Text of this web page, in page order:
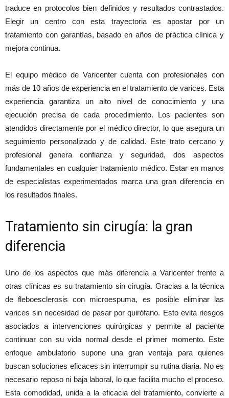
traduce en protocolos bien definidos y resultados contrastados.
Elegir un centro con esta trayectoria es apostar por un
tratamiento con garantías, basado en años de práctica clínica y
mejora continua.
El equipo médico de Varicenter cuenta con profesionales con
más de 10 años de experiencia en el tratamiento de varices. Esta
experiencia garantiza un alto nivel de conocimiento y una
ejecución precisa de cada procedimiento. Los pacientes son
atendidos directamente por el médico director, lo que asegura un
seguimiento personalizado y de calidad. Este trato cercano y
profesional genera confianza y seguridad, dos aspectos
fundamentales en cualquier tratamiento médico. Estar en manos
de especialistas experimentados marca una gran diferencia en
los resultados finales.
Tratamiento sin cirugía: la gran
diferencia
Uno de los aspectos que más diferencia a Varicenter frente a
otras clínicas es su tratamiento sin cirugía. Gracias a la técnica
de fleboesclerosis con microespuma, es posible eliminar las
varices sin necesidad de pasar por quirófano. Esto evita riesgos
asociados a intervenciones quirúrgicas y permite al paciente
continuar con su vida normal desde el primer momento. Este
enfoque ambulatorio supone una gran ventaja para quienes
buscan soluciones eficaces sin interrumpir su rutina diaria. No es
necesario reposo ni baja laboral, lo que facilita mucho el proceso.
Esta comodidad, unida a la eficacia del tratamiento, convierte a